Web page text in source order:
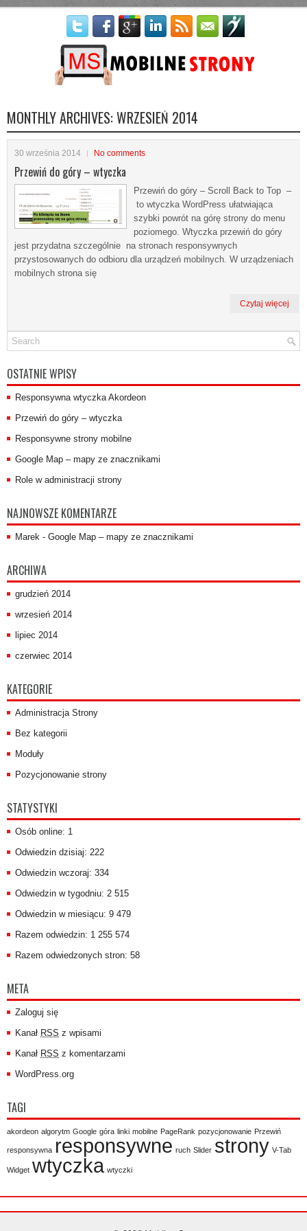
MONTHLY ARCHIVES:WRZESIEŃ 2014
30 września 2014 No comments
Przewiń do góry – wtyczka
Przewiń do góry – Scroll Back to Top –
to wtyczka WordPress ułatwiająca
szybki powrót na górę strony do menu
poziomego. Wtyczka przewiń do góry
jest przydatna szczególnie na stronach responsywnych
przystosowanych do odbioru dla urządzeń mobilnych. W urządzeniach
mobilnych strona się
Czytaj więcej
OSTATNIE WPISY
Responsywna wtyczka Akordeon
Przewiń do góry – wtyczka
Responsywne strony mobilne
Google Map – mapy ze znacznikami
Role w administracji strony
NAJNOWSZE KOMENTARZE
Marek - Google Map – mapy ze znacznikami
ARCHIWA
grudzień 2014
wrzesień 2014
lipiec 2014
czerwiec 2014
KATEGORIE
Administracja Strony
Bez kategorii
Moduły
Pozycjonowanie strony
STATYSTYKI
Osób online: 1
Odwiedzin dzisiaj: 222
Odwiedzin wczoraj: 334
Odwiedzin w tygodniu: 2 515
Odwiedzin w miesiącu: 9 479
Razem odwiedzin: 1 255 574
Razem odwiedzonych stron: 58
META
Zaloguj się
Kanał RSS z wpisami
Kanał RSS z komentarzami
WordPress.org
TAGI
akordeon algorytm Google góra linki mobilne PageRank pozycjonowanie Przewiń
responsywna responsywne ruch Slider strony V-Tab
Widget wtyczka wtyczki
Więcej informacji
Nie ma problemu - akceptuję